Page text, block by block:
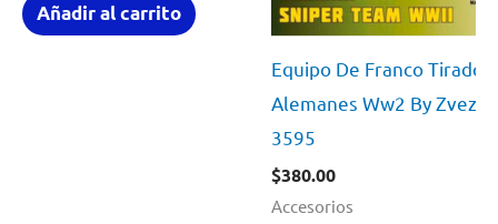
Añadir al carrito
Equipo De Franco
Alemanes Ww2 By
3595
$380.00
Accesorios